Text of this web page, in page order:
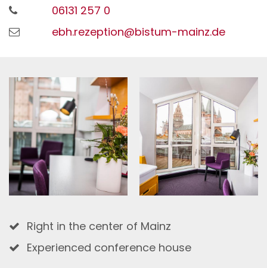
06131 257 0
ebh.rezeption@bistum-mainz.de
Right in the center of Mainz
Experienced conference house